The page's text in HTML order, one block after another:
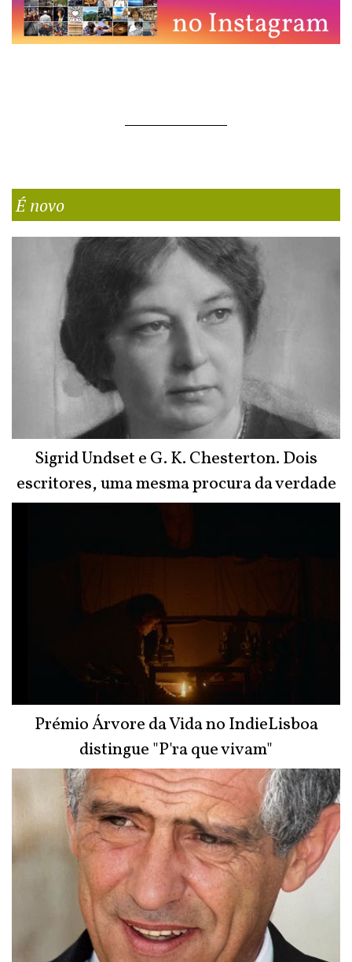
É novo
Sigrid Undset e G. K. Chesterton. Dois
escritores, uma mesma procura da verdade
Prémio Árvore da Vida no IndieLisboa
distingue "P'ra que vivam"